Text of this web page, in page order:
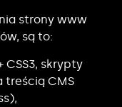
strony www
są to:
skrypty
treścią CMS